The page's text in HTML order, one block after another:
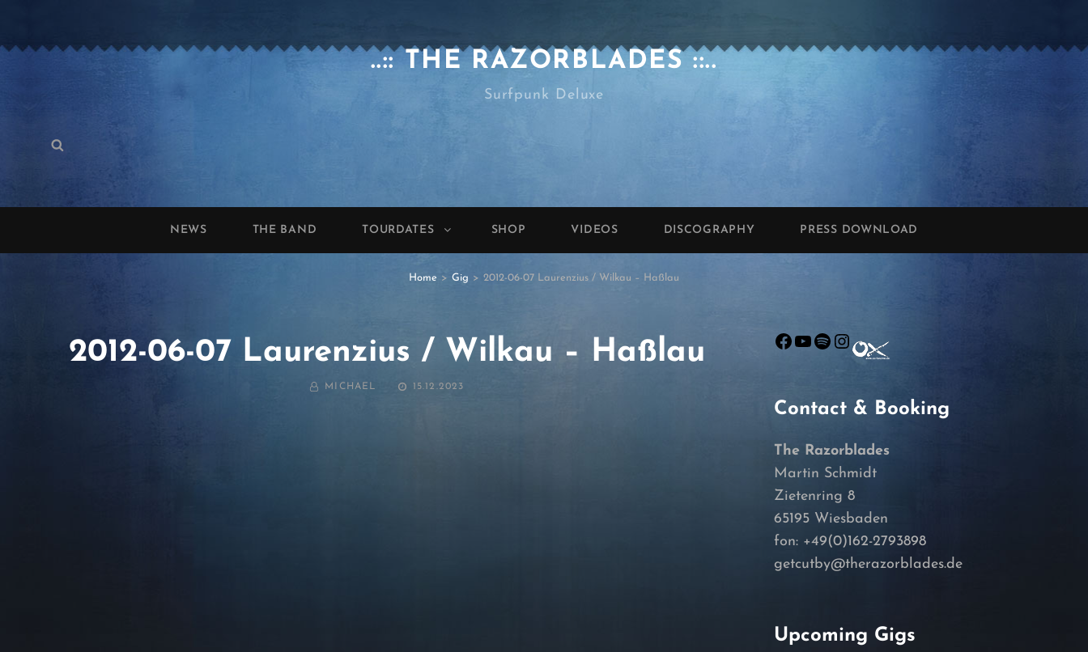
..:: THE RAZORBLADES ::..
Surfpunk Deluxe
Search
NEWS THE BAND TOURDATES SHOP VIDEOS DISCOGRAPHY PRESS DOWNLOAD
Home > Gig > 2012-06-07 Laurenzius / Wilkau – Haßlau
2012-06-07 Laurenzius / Wilkau – Haßlau
BY MICHAEL
POSTED
15.12.2023
Facebook
YouTube
Spotify
Instagram
Contact & Booking
The Razorblades
Martin Schmidt
Zietenring 8
65195 Wiesbaden
fon: +49(0)162-2793898
getcutby@therazorblades.de
Upcoming Gigs